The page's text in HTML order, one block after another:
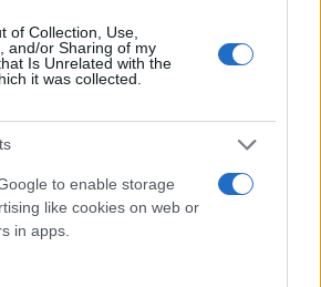
of Collection, Use,
and/or Sharing of my
Is Unrelated with the
it was collected.
to enable storage
like cookies on web or
in apps.